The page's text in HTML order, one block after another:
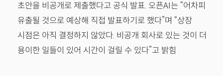
초안을 비공개로 제출했다고 공식 발표. 오픈AI는 “어차피
유출될 것으로 예상해 직접 발표하기로 했다”며 “상장
시점은 아직 결정하지 않았다. 비공개 회사로 있는 것이 더
용이한 일들이 있어 시간이 걸릴 수 있다”고 밝힘